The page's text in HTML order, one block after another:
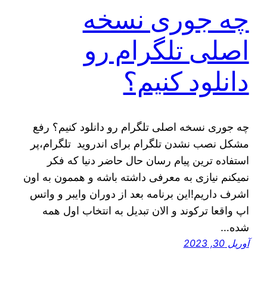
چه جوری نسخه
اصلی تلگرام رو
دانلود کنیم؟
چه جوری نسخه اصلی تلگرام رو دانلود کنیم؟ رفع
مشکل نصب نشدن تلگرام برای اندروید تلگرام،پر
استفاده ترین پیام رسان حال حاضر دنیا که فکر
نمیکنم نیازی به معرفی داشته باشه و هممون به اون
اشرف داریم!این برنامه بعد از دوران وایبر و واتس
اپ واقعا ترکوند و الان تبدیل به انتخاب اول همه
شده…
آوریل 30, 2023